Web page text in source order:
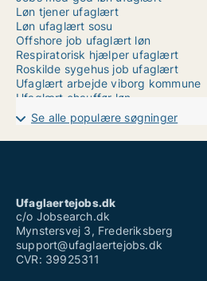
Løn tjener ufaglært
Løn ufaglært sosu
Offshore job ufaglært løn
Respiratorisk hjælper ufaglært
Roskilde sygehus job ufaglært
Ufaglært arbejde viborg kommune
Ufaglært chauffør løn
Ufaglært handicaphjælper
Ufaglært hjemmehjælper løn
Ufaglært job hobro
Ufaglært lagermedarbejder
Ufaglært skovarbejder
Se alle populære søgninger
Ufaglaertejobs.dk
c/o Jobsearch.dk
Mynstersvej 3, Frederiksberg
support@ufaglaertejobs.dk
CVR: 39925311